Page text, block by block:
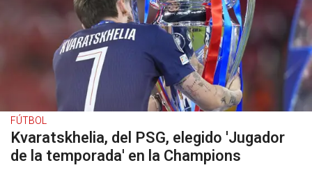
FÚTBOL
Kvaratskhelia, del PSG, elegido 'Jugador
de la temporada' en la Champions